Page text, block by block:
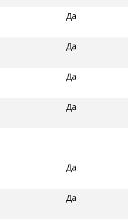
Да
Да
Да
Да
Да
Да